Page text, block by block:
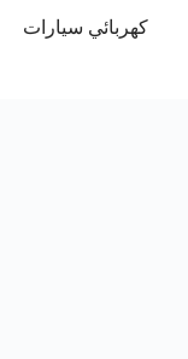
كهربائي سيارات